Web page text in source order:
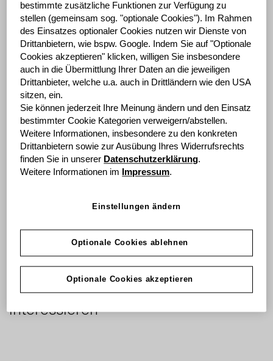
Die erstmalige Teilnahme der grenke AG am Anleger
Forum der Schutzgemeinschaft der Kapitalanleger e.V.
hat großen Zuspruch erhalten. Dr. Sebastian Hirsch,
CFO und stellvertretender Vorstandsvorsitzender der
grenke AG, sprach mit über 100 interessierten Anlegern
über die Zukunft der grenke AG, das
Wachstumsmodell, neue Märkte und Nachhaltigkeit im
Leasing.
Den gesamten Mitschnitt der Veranstaltung finden Sie
hier. Bitte beachten Sie, dass Sie über den folgenden
Link auf eine externe Seite weitergeleitet werden.
Zum Video
Das könnte Sie auch
interessieren
bestimmte zusätzliche Funktionen zur Verfügung zu
stellen (gemeinsam sog. "optionale Cookies").
Im Rahmen
des Einsatzes optionaler Cookies nutzen wir Dienste von
Drittanbietern, wie bspw. Google.
Indem Sie auf "Optionale
Cookies akzeptieren" klicken, willigen Sie insbesondere
auch in die Übermittlung Ihrer Daten an die jeweiligen
Drittanbieter, welche u.a. auch in Drittländern wie den USA
sitzen, ein.
Sie können jederzeit Ihre Meinung ändern und den Einsatz
bestimmter Cookie Kategorien verweigern/abstellen.
Weitere Informationen, insbesondere zu den konkreten
Drittanbietern sowie zur Ausübung Ihres Widerrufsrechts
finden Sie in unserer Datenschutzerklärung.
Weitere Informationen im
Impressum.
Einstellungen ändern
Optionale Cookies ablehnen
Optionale Cookies akzeptieren